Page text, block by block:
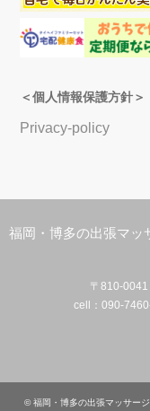
＜個人情報保護方針＞
Privacy-policy
福岡・博多の出張マッ
〒810-
cell：090-
©福岡・博多の出張マッサー